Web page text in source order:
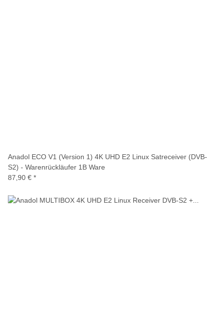
Anadol ECO V1 (Version 1) 4K UHD E2 Linux Satreceiver (DVB-
S2) - Warenrückläufer 1B Ware
87,90 € *